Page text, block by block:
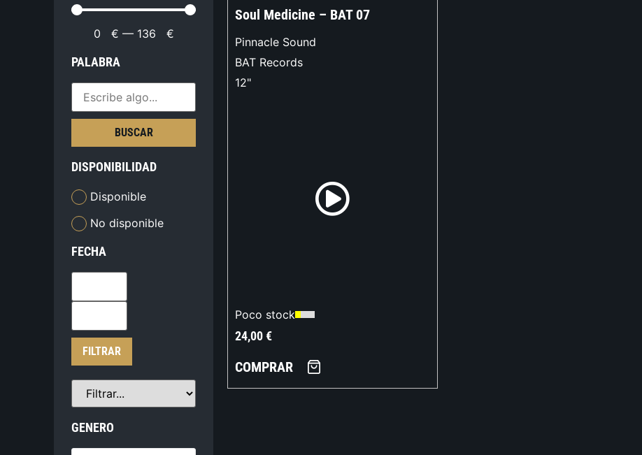
0 € — 136 €
PALABRA
BUSCAR
DISPONIBILIDAD
Disponible
No disponible
FECHA
FILTRAR
GENERO
Soul Medicine – BAT 07
Pinnacle Sound
BAT Records
12"
Poco stock
24,00€
COMPRAR